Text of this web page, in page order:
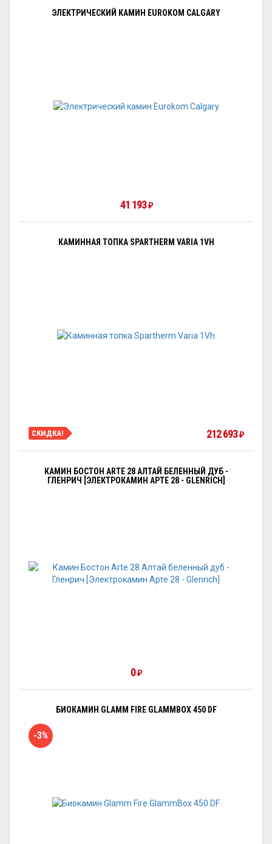
ЭЛЕКТРИЧЕСКИЙ КАМИН EUROKOM CALGARY
41 193₽
КАМИННАЯ ТОПКА SPARTHERM VARIA 1VH
СКИДКА! 212 693₽
КАМИН БОСТОН ARTE 28 АЛТАЙ БЕЛЕННЫЙ ДУБ -
ГЛЕНРИЧ [ЭЛЕКТРОКАМИН АРТЕ 28 - GLENRICH]
0₽
БИОКАМИН GLAMM FIRE GLAMMBOX 450 DF
-3%